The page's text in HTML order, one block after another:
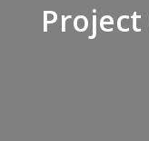
Project